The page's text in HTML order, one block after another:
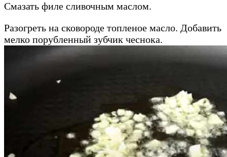
Смазать филе сливочным маслом.
Разогреть на сковороде топленое масло. Добавить
мелко порубленный зубчик чеснока.